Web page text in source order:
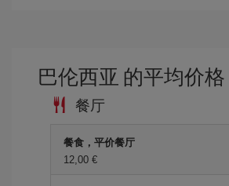
巴伦西亚 的平均价格
餐厅
餐食，平价餐厅
12,00 €